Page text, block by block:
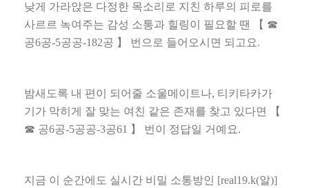
낮게 가라앉은 다정한 목소리로 지친 하루의 피로를
사르르 녹여주는 감성 소통과 힐링이 필요할 땐
【 ☎
공6공-5공공-182공 】 번으로 들어오시면 되고요.
밤새도록 내 편이 되어줄 소울메이트나, 티키타카가
기가 막히게 잘 맞는 여친 같은 존재를 찾고 있다면
【
☎ 공6공-5공공-3공61 】 번이 정답일 거예요.
지금 이 순간에도 실시간 비밀 소통방인 [real19.k(알)]